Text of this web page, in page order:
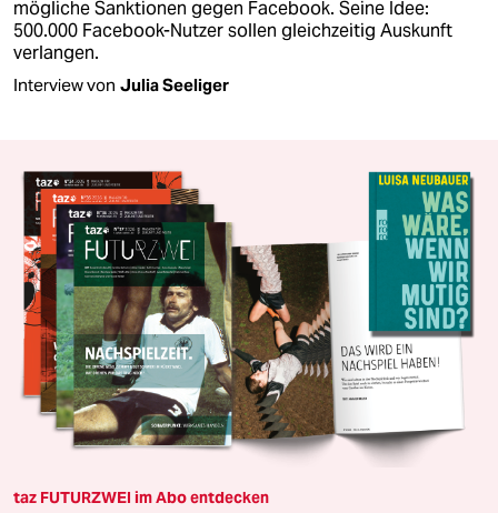
mögliche Sanktionen gegen Facebook. Seine Idee:
500.000 Facebook-Nutzer sollen gleichzeitig Auskunft
verlangen.
Interview von Julia Seeliger
taz FUTURZWEI im Abo entdecken